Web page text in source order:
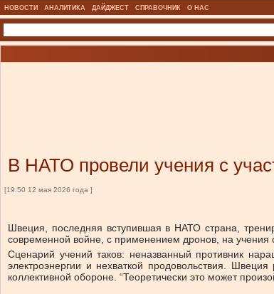
НОВОСТИ АНАЛИТИКА ДАЙДЖЕСТ СПРАВОЧНИК О НАС
В НАТО провели учения с
[19:50 12 мая 2026 года ]
Швеция, последняя вступившая в НАТО страна,
современной войне, с применением дронов, на учения
Сценарий учений таков: неназванный противник
электроэнергии и нехваткой продовольствия.
коллективной обороне. “Теоретически это может